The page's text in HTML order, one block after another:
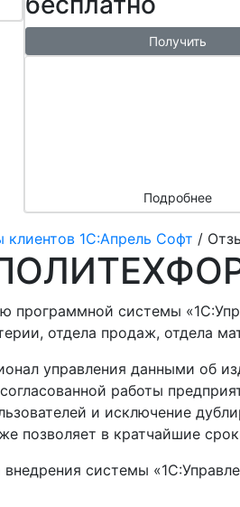
Получить
Подробнее
клиентов 1С:Апрель Софт /
системы
отдела продаж, отдела
управления данными об
работы
и исключение
позволяет в кратчайшие
системы